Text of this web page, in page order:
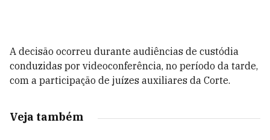
A decisão ocorreu durante audiências de custódia
conduzidas por videoconferência, no período da tarde,
com a participação de juízes auxiliares da Corte.
Veja também